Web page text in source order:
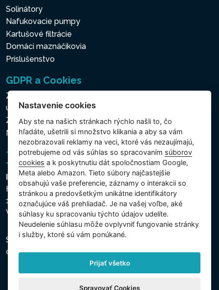
Solinátory
Nafukovacie pumpy
Kartušové filtrácie
Domáci maznáčikovia
Príslušenstvo
GDPR a Cookies
Zásady ochrany osobných a ďalších spracovávaných
údajov
Zásady používania súborov cookies
Nastavenie cookies
Intex Trading, s.r.o.
Hradecká 2526/3
130 00 Praha 3
Vinohrady - Česká republika
Spoločnosť je zapísaná na Mestskom súde v Prahe,
oddiel C, vložka 74759, IČO 26150808, DIČ CZ26150808.
Nastavenie cookies
Aby ste na našich stránkach rýchlo našli to, čo
hľadáte, ušetrili si množstvo klikania a aby sa vám
nezobrazovali reklamy na veci, ktoré vás nezaujímajú,
potrebujeme od vás súhlas so spracovaním súborov
cookies a k poskytnutiu dát spoločnostiam Google,
Meta alebo Amazon. Tieto súbory najčastejšie
obsahujú vaše preferencie, záznamy o interakcii so
stránkou a predovšetkým unikátne identifikátory
označujúce váš prehliadač. Je na vašej voľbe, aké
súhlasy ku spracovaniu týchto údajov udelíte.
Neudelenie súhlasu mȏže ovplyvniť fungovanie stránky
i služby, ktoré sú vám ponúkané.
Prijať všetko
Spravovať Cookies